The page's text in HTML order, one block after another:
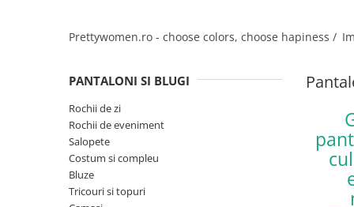
Prettywomen.ro - choose colors, choose hapiness /
PANTALONI SI BLUGI
Rochii de zi
Rochii de eveniment
Salopete
Costum si compleu
Bluze
Tricouri si topuri